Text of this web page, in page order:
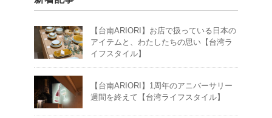
【台南ARIORI】お店で扱っている日本の
アイテムと、わたしたちの思い【台湾ラ
イフスタイル】
【台南ARIORI】1周年のアニバーサリー
週間を終えて【台湾ライフスタイル】